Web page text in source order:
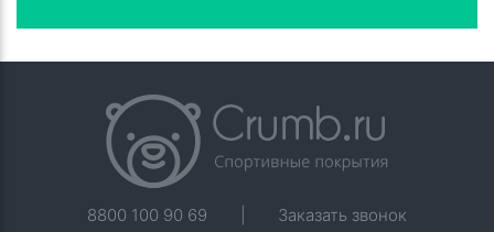
8800 100 90 69 Заказать звонок